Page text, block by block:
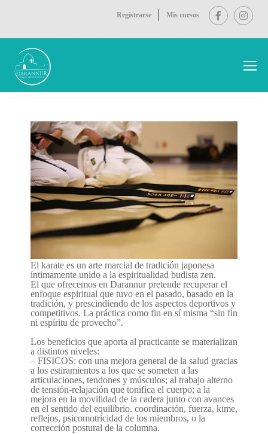
Registrarse Mis cursos
Inicio
El karate es un arte marcial de tradición japonesa
íntimamente unido a la espiritualidad budista zen.
El que ofrecemos en Darannur pretende recuperar el
enfoque espiritual que tuvo en el pasado, basado en la
tradición, y prescindiendo de los aspectos deportivos y
competitivos. La práctica como fin en sí misma “sin fin
ni espíritu de provecho”.
Los beneficios que aporta al practicante se materializan
a distintos niveles:
– FISICOS: con una mejora general de la salud gracias
a los estiramientos a los que se someten a las
articulaciones, tendones y músculos; al trabajo alterno
de tensión-relajación que tonifica el cuerpo; a la
mejora en la movilidad de la cadera junto con avances
en el sentido del equilibrio, coordinación, fuerza, kime,
reflejos, psicomotricidad de los miembros, o la
corrección postural de la columna.